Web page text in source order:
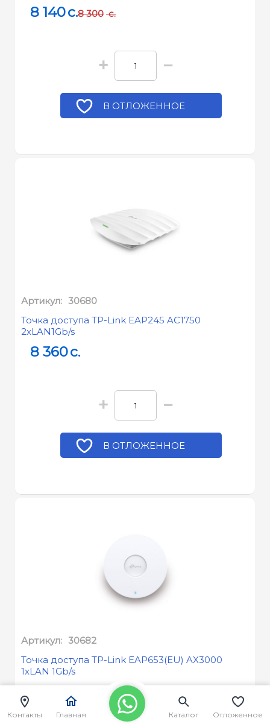
8 140c.8 300 c.
+ −
В ОТЛОЖЕННОЕ
Артикул: 30680
Точка доступа TP-Link EAP245 AC1750
2xLAN1Gb/s
8 360c.
+ −
В ОТЛОЖЕННОЕ
Артикул: 30682
Точка доступа TP-Link EAP653(EU) AX3000
1xLAN 1Gb/s
c. c.
Контакты Главная Каталог Отложенное